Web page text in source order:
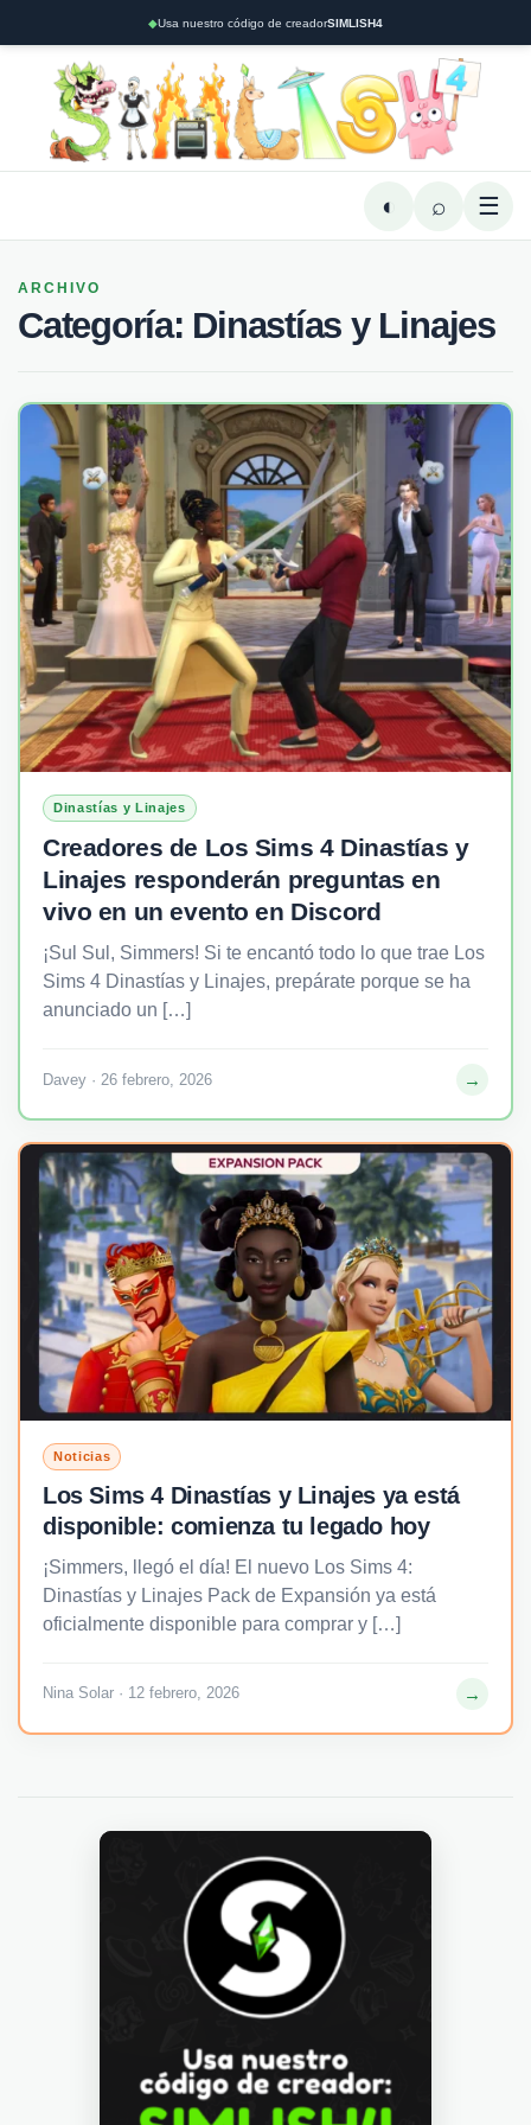
◆Usa nuestro código de creadorSIMLISH4
◐ ⌕ ☰
ARCHIVO
Categoría: Dinastías y Linajes
Dinastías y Linajes
Creadores de Los Sims 4 Dinastías y
Linajes responderán preguntas en
vivo en un evento en Discord
¡Sul Sul, Simmers! Si te encantó todo lo que trae Los
Sims 4 Dinastías y Linajes, prepárate porque se ha
anunciado un […]
Davey · 26 febrero, 2026 →
Noticias
Los Sims 4 Dinastías y Linajes ya está
disponible: comienza tu legado hoy
¡Simmers, llegó el día! El nuevo Los Sims 4:
Dinastías y Linajes Pack de Expansión ya está
oficialmente disponible para comprar y […]
Nina Solar · 12 febrero, 2026 →